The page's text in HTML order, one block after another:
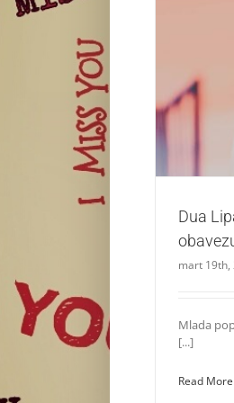
Dua
Dua
mart 19th,
Mlada
[...]
Read More